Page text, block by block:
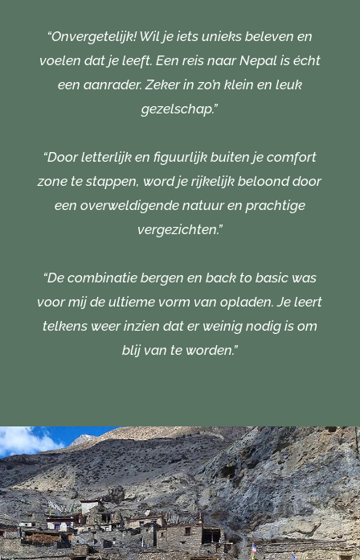
“Onvergetelijk! Wil je iets unieks beleven en
voelen dat je leeft. Een reis naar Nepal is écht
een aanrader. Zeker in zo’n klein en leuk
gezelschap.”
“Door letterlijk en figuurlijk buiten je comfort
zone te stappen, word je rijkelijk beloond door
een overweldigende natuur en prachtige
vergezichten.”
“De combinatie bergen en back to basic was
voor mij de ultieme vorm van opladen. Je leert
telkens weer inzien dat er weinig nodig is om
blij van te worden.”